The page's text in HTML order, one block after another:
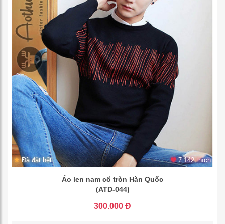
Đã đặt hết 7.142 thích
Áo len nam cổ tròn Hàn Quốc
(ATD-044)
300.000 Đ